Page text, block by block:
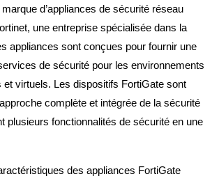
d’appliances de sécurité réseau
une entreprise spécialisée dans la
appliances sont conçues pour fournir une
de sécurité pour les environnements
et virtuels. Les dispositifs FortiGate sont
complète et intégrée de la sécurité
plusieurs fonctionnalités de sécurité en une
des appliances FortiGate